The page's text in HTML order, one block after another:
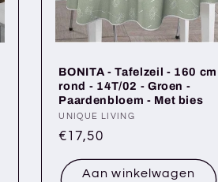
BONITA - Tafelzeil - 160 cm
rond - 14T/02 - Groen -
Paardenbloem - Met bies
Verkoper:
UNIQUE LIVING
Normale
€17,50
Aan winkelwagen